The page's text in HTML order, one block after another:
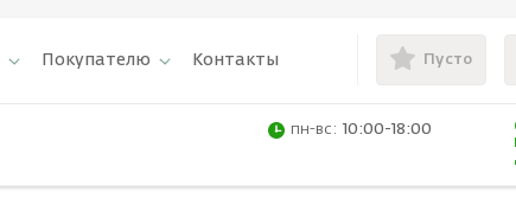
Покупателю Контакты Пусто
пн-вс: 10:00-18:00